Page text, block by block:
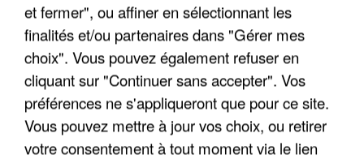
"JE SUIS À DISPOSITION DES
ENFOIRÉS"
"ON A TOUS LE TRAC"
et fermer", ou affiner en sélectionnant les
finalités et/ou partenaires dans "Gérer mes
choix". Vous pouvez également refuser en
cliquant sur "Continuer sans accepter". Vos
préférences ne s'appliqueront que pour ce site.
Vous pouvez mettre à jour vos choix, ou retirer
votre consentement à tout moment via le lien